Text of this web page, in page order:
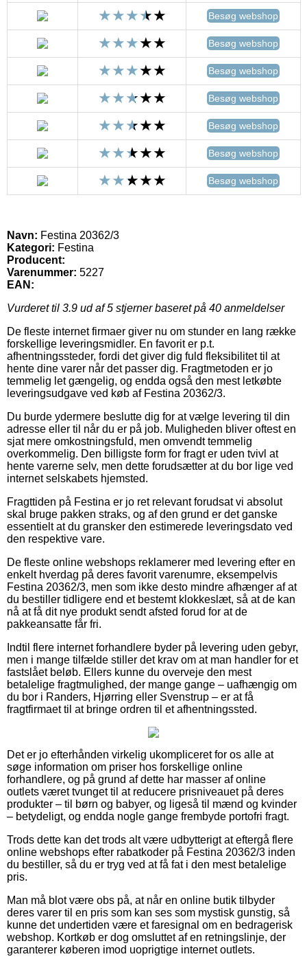
Besøg webshop
Besøg webshop
Besøg webshop
Besøg webshop
Besøg webshop
Besøg webshop
Besøg webshop
Navn: Festina 20362/3
Kategori: Festina
Producent:
Varenummer: 5227
EAN:
Vurderet til 3.9 ud af 5 stjerner baseret på 40 anmeldelser
De fleste internet firmaer giver nu om stunder en lang række
forskellige leveringsmidler. En favorit er p.t.
afhentningssteder, fordi det giver dig fuld fleksibilitet til at
hente dine varer når det passer dig. Fragtmetoden er jo
temmelig let gængelig, og endda også den mest letkøbte
leveringsudgave ved køb af Festina 20362/3.
Du burde ydermere beslutte dig for at vælge levering til din
adresse eller til når du er på job. Muligheden bliver oftest en
sjat mere omkostningsfuld, men omvendt temmelig
overkommelig. Den billigste form for fragt er uden tvivl at
hente varerne selv, men dette forudsætter at du bor lige ved
internet selskabets hjemsted.
Fragttiden på Festina er jo ret relevant forudsat vi absolut
skal bruge pakken straks, og af den grund er det ganske
essentielt at du gransker den estimerede leveringsdato ved
den respektive vare.
De fleste online webshops reklamerer med levering efter en
enkelt hverdag på deres favorit varenumre, eksempelvis
Festina 20362/3, men som ikke desto mindre afhænger af at
du bestiller tidligere end et bestemt klokkeslæt, så at de kan
nå at få dit nye produkt sendt afsted forud for at de
pakkeansatte får fri.
Indtil flere internet forhandlere byder på levering uden gebyr,
men i mange tilfælde stiller det krav om at man handler for et
fastslået beløb. Ellers kunne du overveje den mest
betalelige fragtmulighed, der mange gange – uafhængig om
du bor i Randers, Hjørring eller Svenstrup – er at få
fragtfirmaet til at bringe ordren til et afhentningssted.
Det er jo efterhånden virkelig ukompliceret for os alle at
søge information om priser hos forskellige online
forhandlere, og på grund af dette har masser af online
outlets været tvunget til at reducere prisniveauet på deres
produkter – til børn og babyer, og ligeså til mænd og kvinder
– betydeligt, og endda nogle gange frembyde portofri fragt.
Trods dette kan det trods alt være udbytterigt at eftergå flere
online webshops efter rabatkoder på Festina 20362/3 inden
du bestiller, så du er tryg ved at få fat i den mest betalelige
pris.
Man må blot være obs på, at når en online butik tilbyder
deres varer til en pris som kan ses som mystisk gunstig, så
kunne det undertiden være et faresignal om en bedragerisk
webshop. Kortkøb er dog omsluttet af en retningslinje, der
garanterer køberen imod uoprigtige internet outlets.